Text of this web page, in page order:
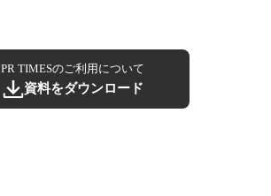
PR TIMESのご利用について
資料をダウンロード